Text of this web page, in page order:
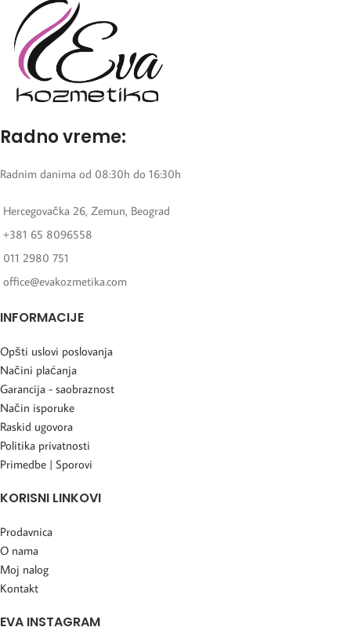
Radno vreme:
Radnim danima od 08:30h do 16:30h
Hercegovačka 26, Zemun, Beograd
+381 65 8096558
011 2980 751
office@evakozmetika.com
INFORMACIJE
Opšti uslovi poslovanja
Načini plaćanja
Garancija - saobraznost
Način isporuke
Raskid ugovora
Politika privatnosti
Primedbe | Sporovi
KORISNI LINKOVI
Prodavnica
O nama
Moj nalog
Kontakt
EVA INSTAGRAM